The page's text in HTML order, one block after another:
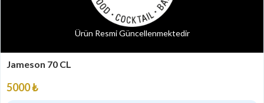
Ürün Resmi Güncellenmektedir
Jameson 70 CL
5000 ₺